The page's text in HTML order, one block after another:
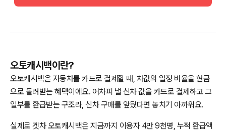
오토캐시백이란?
오토캐시백은 자동차를 카드로 결제할 때, 차값의 일정 비율을 현금
으로 돌려받는 혜택이에요. 어차피 낼 신차 값을 카드로 결제하고 그
일부를 환급받는 구조라, 신차 구매를 앞뒀다면 놓치기 아까워요.
실제로 겟차 오토캐시백은 지금까지 이용자 4만 9천명, 누적 환급액